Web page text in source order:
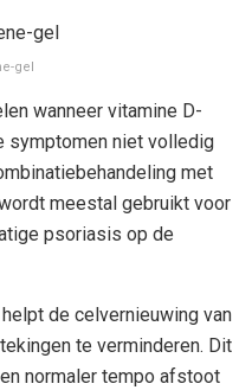
gel
wanneer vitamine D-
symptomen niet volledig
met
meestal gebruikt voor
psoriasis op de
de celvernieuwing van
te verminderen. Dit
normaler tempo afstoot